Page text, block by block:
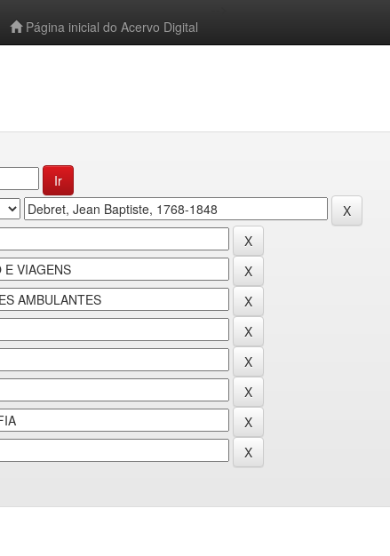
Página inicial do Acervo Digital